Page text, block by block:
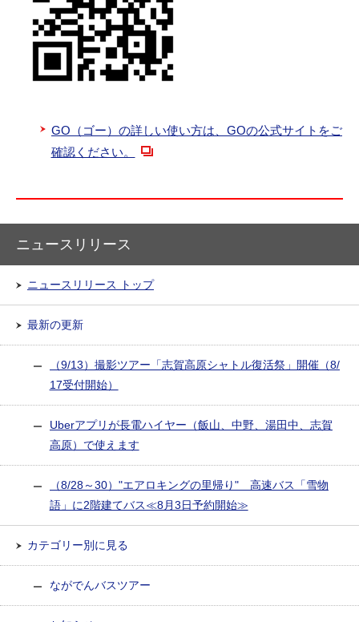
GO（ゴー）の詳しい使い方は、GOの公式サイトをご
確認ください。
ニュースリリース
ニュースリリース トップ
最新の更新
（9/13）撮影ツアー「志賀高原シャトル復活祭」開催（8/
17受付開始）
Uberアプリが長電ハイヤー（飯山、中野、湯田中、志賀
高原）で使えます
（8/28～30）"エアロキングの里帰り" 高速バス「雪物
語」に2階建てバス≪8月3日予約開始≫
カテゴリー別に見る
ながでんバスツアー